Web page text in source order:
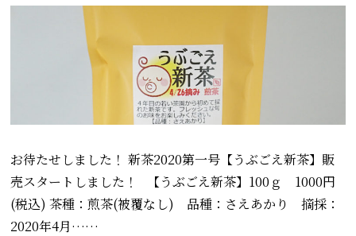
お待たせしました！ 新茶2020第一号【うぶごえ新茶】販
売スタートしました！ 【うぶごえ新茶】100ｇ 1000円
(税込) 茶種：煎茶(被覆なし) 品種：さえあかり 摘採：
2020年4月……